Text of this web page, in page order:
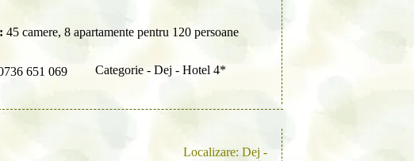
45 camere, 8 apartamente pentru 120 persoane
651 069 Categorie - Dej - Hotel 4*
Localizare: Dej -